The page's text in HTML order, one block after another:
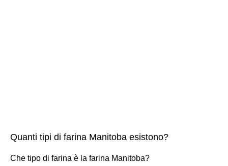
Quanti tipi di farina Manitoba esistono?
Che tipo di farina è la farina Manitoba?